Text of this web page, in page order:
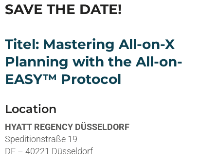
SAVE THE DATE!
Titel: Mastering All-on-X
Planning with the All-on-
EASY™ Protocol
Location
HYATT REGENCY DÜSSELDORF
Speditionstraße 19
DE – 40221 Düsseldorf